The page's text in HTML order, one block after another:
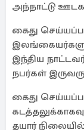
அந்நாட்டு
கைது
இந்திய
நபர்கள்
கைது
தயார்